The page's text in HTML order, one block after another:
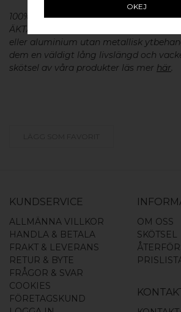
100% ÄKTA METALL - Alla vårabeslag
ÄKTA massiv mässing, koppar, rostfritt
eller aluminium utan metallisk
dem en väldigt lång livslängd och
skötsel av våra produkter läs mer här.
KUNDSERVICE
ALLMÄNNA VILLKOR
HANDLA & BETALA
FRAKT & LEVERANS
RETUR & BYTE
FRÅGOR & SVAR
COOKIES
FÖRETAGSKUND
OM OSS
SKÖTSEL
OKEJ